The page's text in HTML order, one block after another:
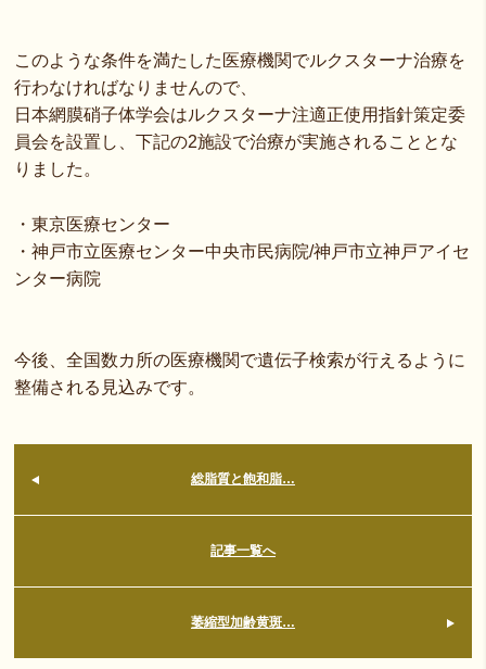
このような条件を満たした医療機関でルクスターナ治療を
行わなければなりませんので、
日本網膜硝子体学会はルクスターナ注適正使用指針策定委
員会を設置し、下記の2施設で治療が実施されることとな
りました。
・東京医療センター
・神戸市立医療センター中央市民病院/神戸市立神戸アイセ
ンター病院
今後、全国数カ所の医療機関で遺伝子検索が行えるように
整備される見込みです。
総脂質と飽和脂…
記事一覧へ
萎縮型加齢黄斑…